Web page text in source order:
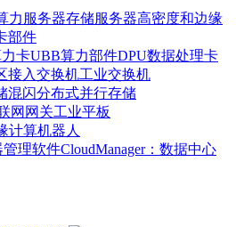
力服务器存储服务器高密度和边缘
部件
卡UBB算力部件DPU数据处理卡
接入交换机工业交换机
混闪分布式并行存储
网网关工业平板
计算机器人
管理软件CloudManager：数据中心